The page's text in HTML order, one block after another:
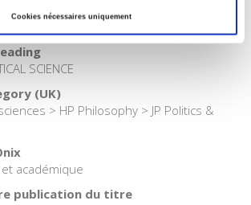
Cookies nécessaires uniquement
Science politique
SCIENCE
(UK)
> HP Philosophy > JP Politics &
académique
publication du titre